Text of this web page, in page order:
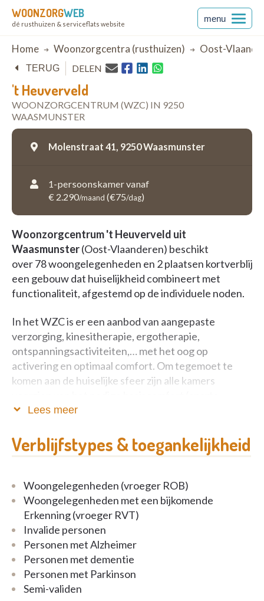
WOONZORGWEB
dé rusthuizen & serviceflats website
menu
Breadcrumb
Home Woonzorgcentra (rusthuizen) Oost-
't Heuverveld
WOONZORGCENTRUM (WZC) IN 9250
WAASMUNSTER
TERUG DELEN
Molenstraat 41, 9250 Waasmunster
1-persoonskamer vanaf
€ 2.290/maand (€75/dag)
Woonzorgcentrum 't Heuverveld uit
Waasmunster(Oost-Vlaanderen) beschikt
over 78 woongelegenheden en 2 plaatsen kortverblijf
een gebouw dat huiselijkheid combineert met
functionaliteit, afgestemd op de individuele noden.
In het WZC is er een aanbod van aangepaste
verzorging, kinesitherapie, ergotherapie,
ontspanningsactiviteiten,… met het oog op
activering en optimaal comfort. Om tegemoet te
komen aan de huiselijke sfeer zijn alle kamers
sanitaire cel met toilet en lavabo, oproep- en
kabelaansluiting,…) en aangepast meubilair. Het is
tevens toegestaan om de eigen kamer aan te kleden
Naast een woonzorgcentrum vindt U hier ook
serviceflats , assistentiewoningen en een centrum
voor kortverblijf.
Lees meer
Verblijfstypes & toegankelijkheid
Woongelegenheden (vroeger ROB)
Woongelegenheden met een bijkomende
Erkenning (vroeger RVT)
Invalide personen
Personen met Alzheimer
Personen met dementie
Personen met Parkinson
Semi-validen